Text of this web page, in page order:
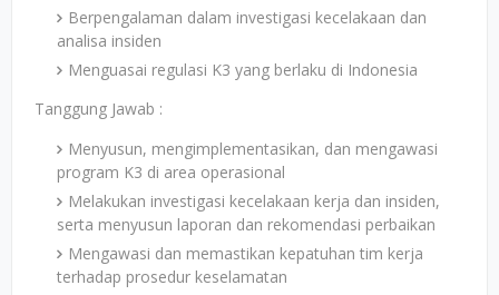
Berpengalaman dalam investigasi kecelakaan dan
analisa insiden
Menguasai regulasi K3 yang berlaku di Indonesia
Tanggung Jawab :
Menyusun, mengimplementasikan, dan mengawasi
program K3 di area operasional
Melakukan investigasi kecelakaan kerja dan insiden,
serta menyusun laporan dan rekomendasi perbaikan
Mengawasi dan memastikan kepatuhan tim kerja
terhadap prosedur keselamatan